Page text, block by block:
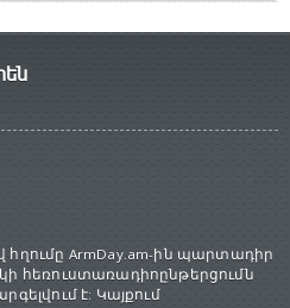
հղումը ArmDay.am-ին պարտադիր
հեռուստառադիոընթերցումն
է: Կայքում